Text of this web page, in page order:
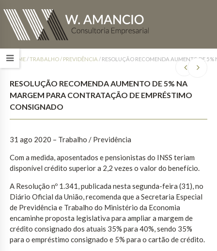
HOME/TRABALHO / PREVIDÊNCIA / RESOLUÇÃO RECOMENDA AUMENTO DE
RESOLUÇÃO RECOMENDA AUMENTO DE 5% NA
MARGEM PARA CONTRATAÇÃO DE EMPRÉSTIMO
CONSIGNADO
31 ago 2020 – Trabalho / Previdência
Com a medida, aposentados e pensionistas do INSS teriam
disponível crédito superior a 2,2 vezes o valor do benefício.
A Resolução nº 1.341, publicada nesta segunda-feira (31), no
Diário Oficial da União, recomenda que a Secretaria Especial
de Previdência e Trabalho do Ministério da Economia
encaminhe proposta legislativa para ampliar a margem de
crédito consignado dos atuais 35% para 40%, sendo 35%
para o empréstimo consignado e 5% para o cartão de crédito.